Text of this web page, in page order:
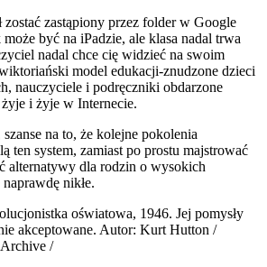
zostać zastąpiony przez folder w Google
być na iPadzie, ale klasa nadal trwa
nadal chce cię widzieć na swoim
model edukacji-znudzone dzieci
nauczyciele i podręczniki obdarzone
i żyje w Internecie.
na to, że kolejne pokolenia
ten system, zamiast po prostu majstrować
alternatywy dla rodzin o wysokich
nikłe.
oświatowa, 1946. Jej pomysły
akceptowane. Autor: Kurt Hutton /
/